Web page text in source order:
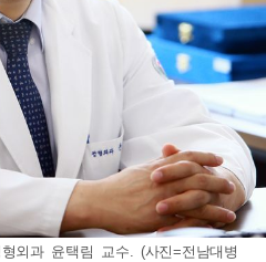
외과 윤택림 교수. (사진=전남대병